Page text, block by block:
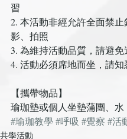
習
2. 本活動非經允許全面禁
影、拍照
3. 為維持活動品質，請避免
4. 活動必須席地而坐，請知
【攜帶物品】
瑜珈墊或個人坐墊蒲團、水
#瑜珈教學 #呼吸 #覺察 #活
共學活動